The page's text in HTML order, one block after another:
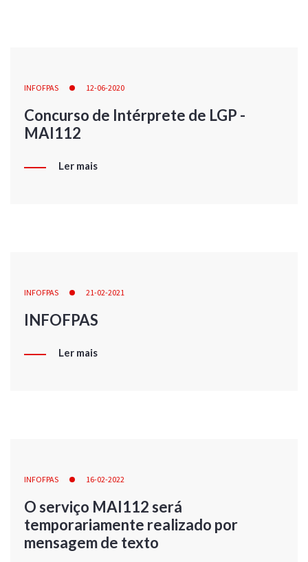
INFOFPAS 12-06-2020
Concurso de Intérprete de LGP -
MAI112
Ler mais
INFOFPAS 21-02-2021
INFOFPAS
Ler mais
INFOFPAS 16-02-2022
O serviço MAI112 será
temporariamente realizado por
mensagem de texto